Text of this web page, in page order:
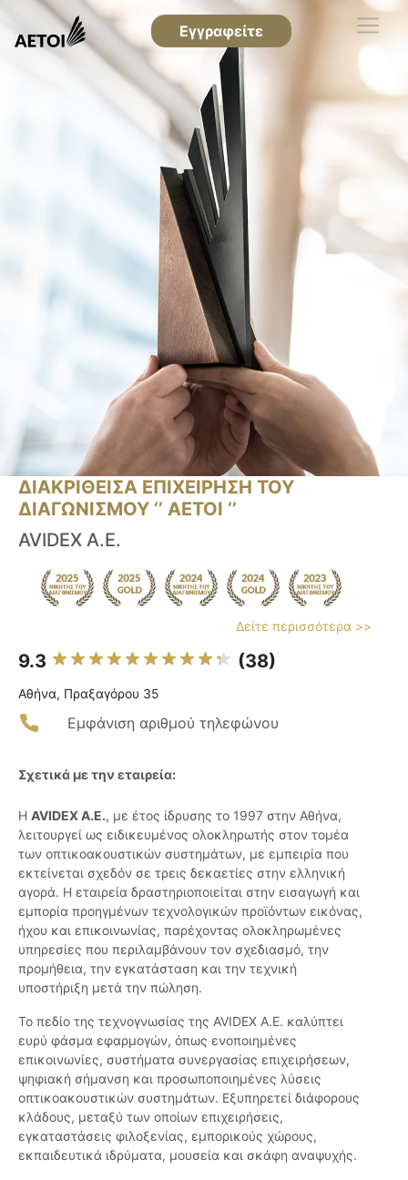
Εγγραφείτε
ΔΙΑΚΡΙΘΕΙΣΑ ΕΠΙΧΕΙΡΗΣΗ ΤΟΥ
ΔΙΑΓΩΝΙΣΜΟΥ ‘’ ΑΕΤΟΙ ‘’
AVIDEX Α.Ε.
Δείτε περισσότερα >>
9.3 (38)
Αθήνα, Πραξαγόρου 35
Εμφάνιση αριθμού τηλεφώνου
Σχετικά με την εταιρεία:
Η AVIDEX Α.Ε., με έτος ίδρυσης το 1997 στην Αθήνα,
λειτουργεί ως ειδικευμένος ολοκληρωτής στον τομέα
των οπτικοακουστικών συστημάτων, με εμπειρία που
εκτείνεται σχεδόν σε τρεις δεκαετίες στην ελληνική
αγορά. Η εταιρεία δραστηριοποιείται στην εισαγωγή και
εμπορία προηγμένων τεχνολογικών προϊόντων εικόνας,
ήχου και επικοινωνίας, παρέχοντας ολοκληρωμένες
υπηρεσίες που περιλαμβάνουν τον σχεδιασμό, την
προμήθεια, την εγκατάσταση και την τεχνική
υποστήριξη μετά την πώληση.
Το πεδίο της τεχνογνωσίας της AVIDEX Α.Ε. καλύπτει
ευρύ φάσμα εφαρμογών, όπως ενοποιημένες
επικοινωνίες, συστήματα συνεργασίας επιχειρήσεων,
ψηφιακή σήμανση και προσωποποιημένες λύσεις
οπτικοακουστικών συστημάτων. Εξυπηρετεί διάφορους
κλάδους, μεταξύ των οποίων επιχειρήσεις,
εγκαταστάσεις φιλοξενίας, εμπορικούς χώρους,
εκπαιδευτικά ιδρύματα, μουσεία και σκάφη αναψυχής.